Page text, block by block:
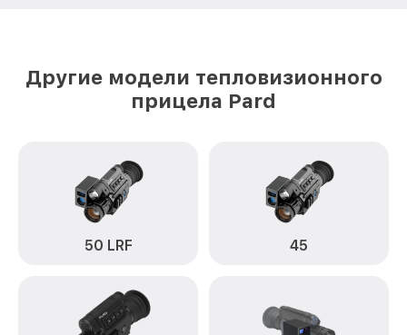
Ремонт Wi-Fi модуля SA-45 Pard от 1100₽
Восстановление цепи питания SA-45
от 1600₽
Замена дисплея SA-45 Pard
Замена корпуса SA-45 Pard
Ремонт платы управления
Другие модели тепловизионного
прицела Pard
50 LRF 45